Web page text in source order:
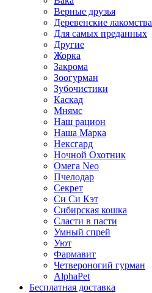
Верные друзья
Деревенские лакомства
Для самых преданных
Другие
Жорка
Закрома
Зоогурман
Зубочистики
Каскад
Мнямс
Наш рацион
Наша Марка
Нексгард
Ночной Охотник
Омега Neo
Пчелодар
Секрет
Си Си Кэт
Сибирская кошка
Сласти в пасти
Умный спрей
Уют
Фармавит
Четвероногий гурман
AlphaPet
Бесплатная доставка